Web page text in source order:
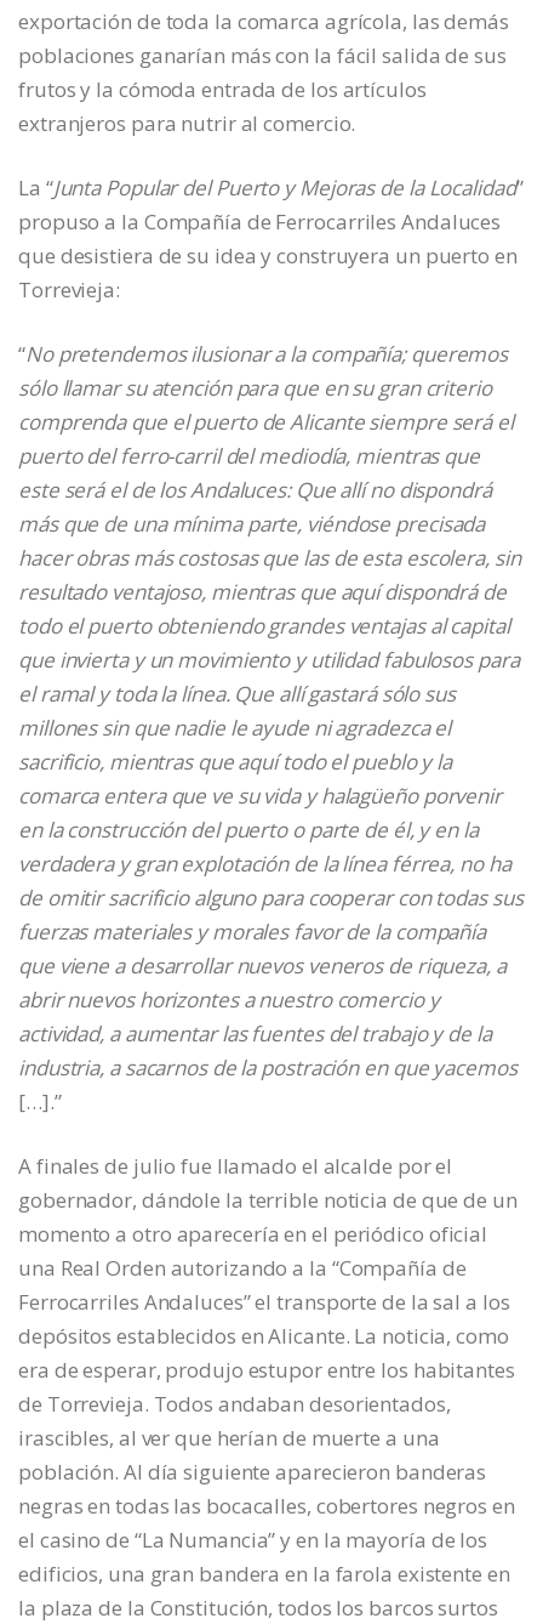
exportación de toda la comarca agrícola, las demás
poblaciones ganarían más con la fácil salida de sus
frutos y la cómoda entrada de los artículos
extranjeros para nutrir al comercio.
La “Junta Popular del Puerto y Mejoras de la Localidad”
propuso a la Compañía de Ferrocarriles Andaluces
que desistiera de su idea y construyera un puerto en
Torrevieja:
“No pretendemos ilusionar a la compañía; queremos
sólo llamar su atención para que en su gran criterio
comprenda que el puerto de Alicante siempre será el
puerto del ferro-carril del mediodía, mientras que
este será el de los Andaluces: Que allí no dispondrá
más que de una mínima parte, viéndose precisada
hacer obras más costosas que las de esta escolera, sin
resultado ventajoso, mientras que aquí dispondrá de
todo el puerto obteniendo grandes ventajas al capital
que invierta y un movimiento y utilidad fabulosos para
el ramal y toda la línea. Que allí gastará sólo sus
millones sin que nadie le ayude ni agradezca el
sacrificio, mientras que aquí todo el pueblo y la
comarca entera que ve su vida y halagüeño porvenir
en la construcción del puerto o parte de él, y en la
verdadera y gran explotación de la línea férrea, no ha
de omitir sacrificio alguno para cooperar con todas sus
fuerzas materiales y morales favor de la compañía
que viene a desarrollar nuevos veneros de riqueza, a
abrir nuevos horizontes a nuestro comercio y
actividad, a aumentar las fuentes del trabajo y de la
industria, a sacarnos de la postración en que yacemos
[…].”
A finales de julio fue llamado el alcalde por el
gobernador, dándole la terrible noticia de que de un
momento a otro aparecería en el periódico oficial
una Real Orden autorizando a la “Compañía de
Ferrocarriles Andaluces” el transporte de la sal a los
depósitos establecidos en Alicante. La noticia, como
era de esperar, produjo estupor entre los habitantes
de Torrevieja. Todos andaban desorientados,
irascibles, al ver que herían de muerte a una
población. Al día siguiente aparecieron banderas
negras en todas las bocacalles, cobertores negros en
el casino de “La Numancia” y en la mayoría de los
edificios, una gran bandera en la farola existente en
la plaza de la Constitución, todos los barcos surtos